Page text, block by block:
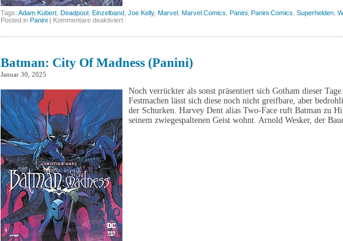
Tags: Adam Kubert Deadpool Einzelband Joe Kelly, Marvel Marvel Comics Panini Panini Comics Superhelden
Posted in Panini | Kommentare deaktiviertfür
Batman: City Of Madness (Panini)
Januar 30, 2025
Noch verrückter als sonst präsentiert sich Gotham dieser
Festmachen lässt sich diese noch nicht greifbare, aber
der Schurken. Harvey Dent alias Two-Face ruft Batman zu
seinem zwiegespaltenen Geist wohnt. Arnold Wesker, der